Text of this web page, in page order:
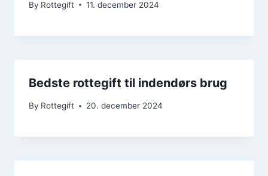
By Rottegift 11. december 2024
Bedste rottegift til indendørs brug
By Rottegift 20. december 2024